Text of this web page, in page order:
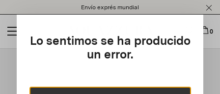
note:
website
an
Envío exprés mundial
0
Lo sentimos se ha producido
un error.
This is a carousel with auto-rotating slides. Activate any of